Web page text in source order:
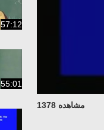
مشاهده 1378
57:12
55:01